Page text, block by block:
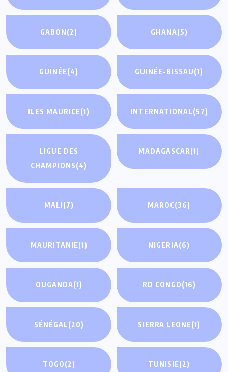
GABON(2) GHANA(5)
GUINÉE(4) GUINÉE-BISSAU(1)
ILES MAURICE(1) INTERNATIONAL(57)
LIGUE DES
CHAMPIONS(4)
MADAGASCAR(1)
MALI(7) MAROC(36)
MAURITANIE(1) NIGERIA(6)
OUGANDA(1) RD CONGO(16)
SÉNÉGAL(20) SIERRA LEONE(1)
TOGO(2) TUNISIE(2)